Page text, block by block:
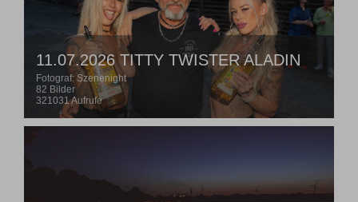
11.07.2026 TITTY TWISTER ALADIN
Fotograf: Szenenight
82 Bilder
321031 Aufrufe